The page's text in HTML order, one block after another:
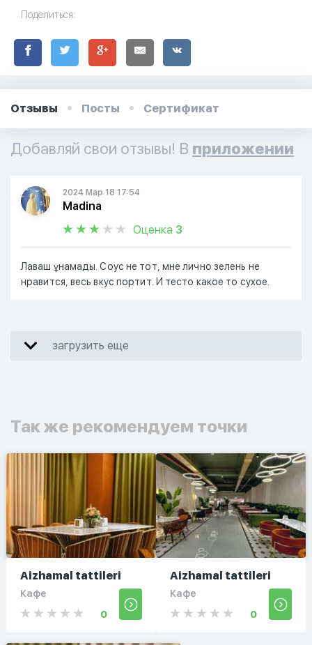
Поделиться:
Отзывы Посты Сертификат
Добавляй свои отзывы! В приложении
2024 Мар 18 17:54
Madina
Оценка 3
Лаваш ұнамады. Соус не тот, мне лично зелень не
нравится, весь вкус портит. И тесто какое то сухое.
загрузить еще
Так же рекомендуем точки
Aizhamal tattileri
Кафе
0
Aizhamal tattileri
Кафе
0